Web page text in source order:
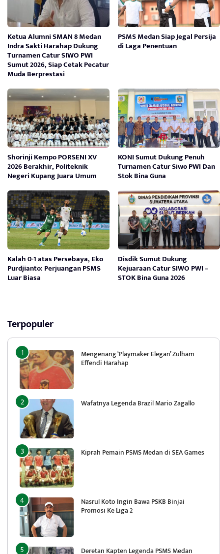
Ketua Alumni SMAN 8 Medan
Indra Sakti Harahap Dukung
Turnamen Catur SIWO PWI
Sumut 2026, Siap Cetak Pecatur
Muda Berprestasi
PSMS Medan Siap Jegal Persija
di Laga Penentuan
Shorinji Kempo PORSENI XV
2026 Berakhir, Politeknik
Negeri Kupang Juara Umum
KONI Sumut Dukung Penuh
Turnamen Catur Siwo PWI Dan
Stok Bina Guna
Kalah 0-1 atas Persebaya, Eko
Purdjianto: Perjuangan PSMS
Luar Biasa
Disdik Sumut Dukung
Kejuaraan Catur SIWO PWI –
STOK Bina Guna 2026
Terpopuler
Mengenang ‘Playmaker Elegan’ Zulham
Effendi Harahap
Wafatnya Legenda Brazil Mario Zagallo
Kiprah Pemain PSMS Medan di SEA Games
Nasrul Koto Ingin Bawa PSKB Binjai
Promosi Ke Liga 2
Deretan Kapten Legenda PSMS Medan